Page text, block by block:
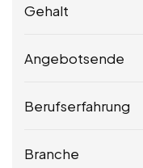
Gehalt
Angebotsende
Berufserfahrung
Branche